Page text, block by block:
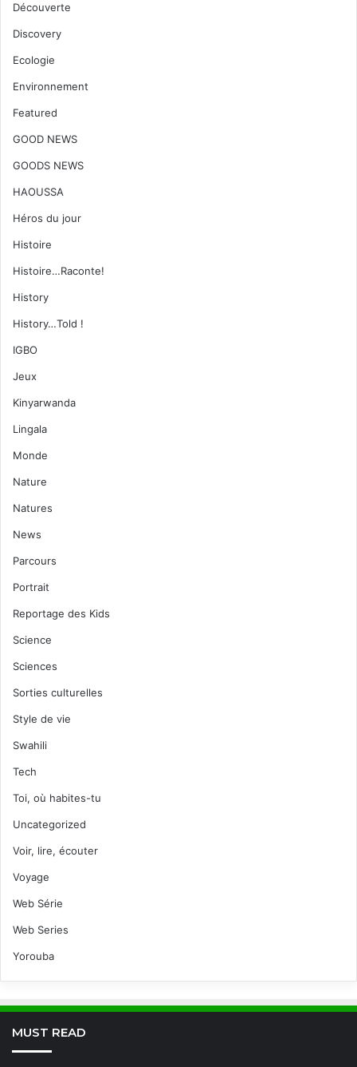
Découverte
Discovery
Ecologie
Environnement
Featured
GOOD NEWS
GOODS NEWS
HAOUSSA
Héros du jour
Histoire
Histoire…Raconte!
History
History…Told !
IGBO
Jeux
Kinyarwanda
Lingala
Monde
Nature
Natures
News
Parcours
Portrait
Reportage des Kids
Science
Sciences
Sorties culturelles
Style de vie
Swahili
Tech
Toi, où habites-tu
Uncategorized
Voir, lire, écouter
Voyage
Web Série
Web Series
Yorouba
MUST READ